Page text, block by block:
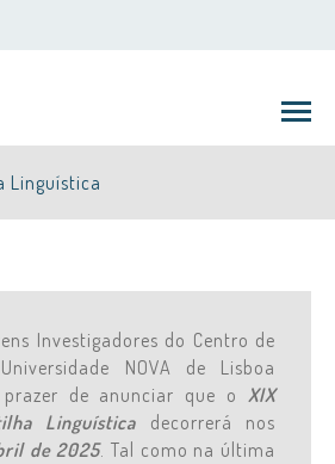
Linguística
Investigadores do Centro de
NOVA de Lisboa
de anunciar que o XIX
Linguística decorrerá nos
de 2025. Tal como na última